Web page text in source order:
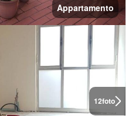
Appartamento
12foto